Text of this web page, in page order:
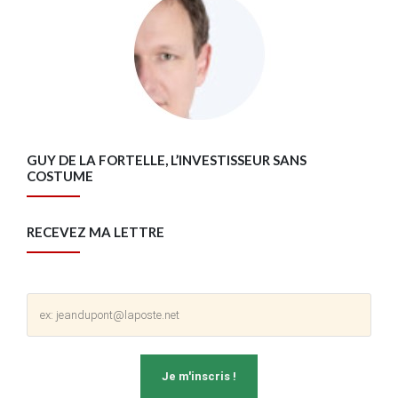
GUY DE LA FORTELLE, L’INVESTISSEUR SANS
COSTUME
RECEVEZ MA LETTRE